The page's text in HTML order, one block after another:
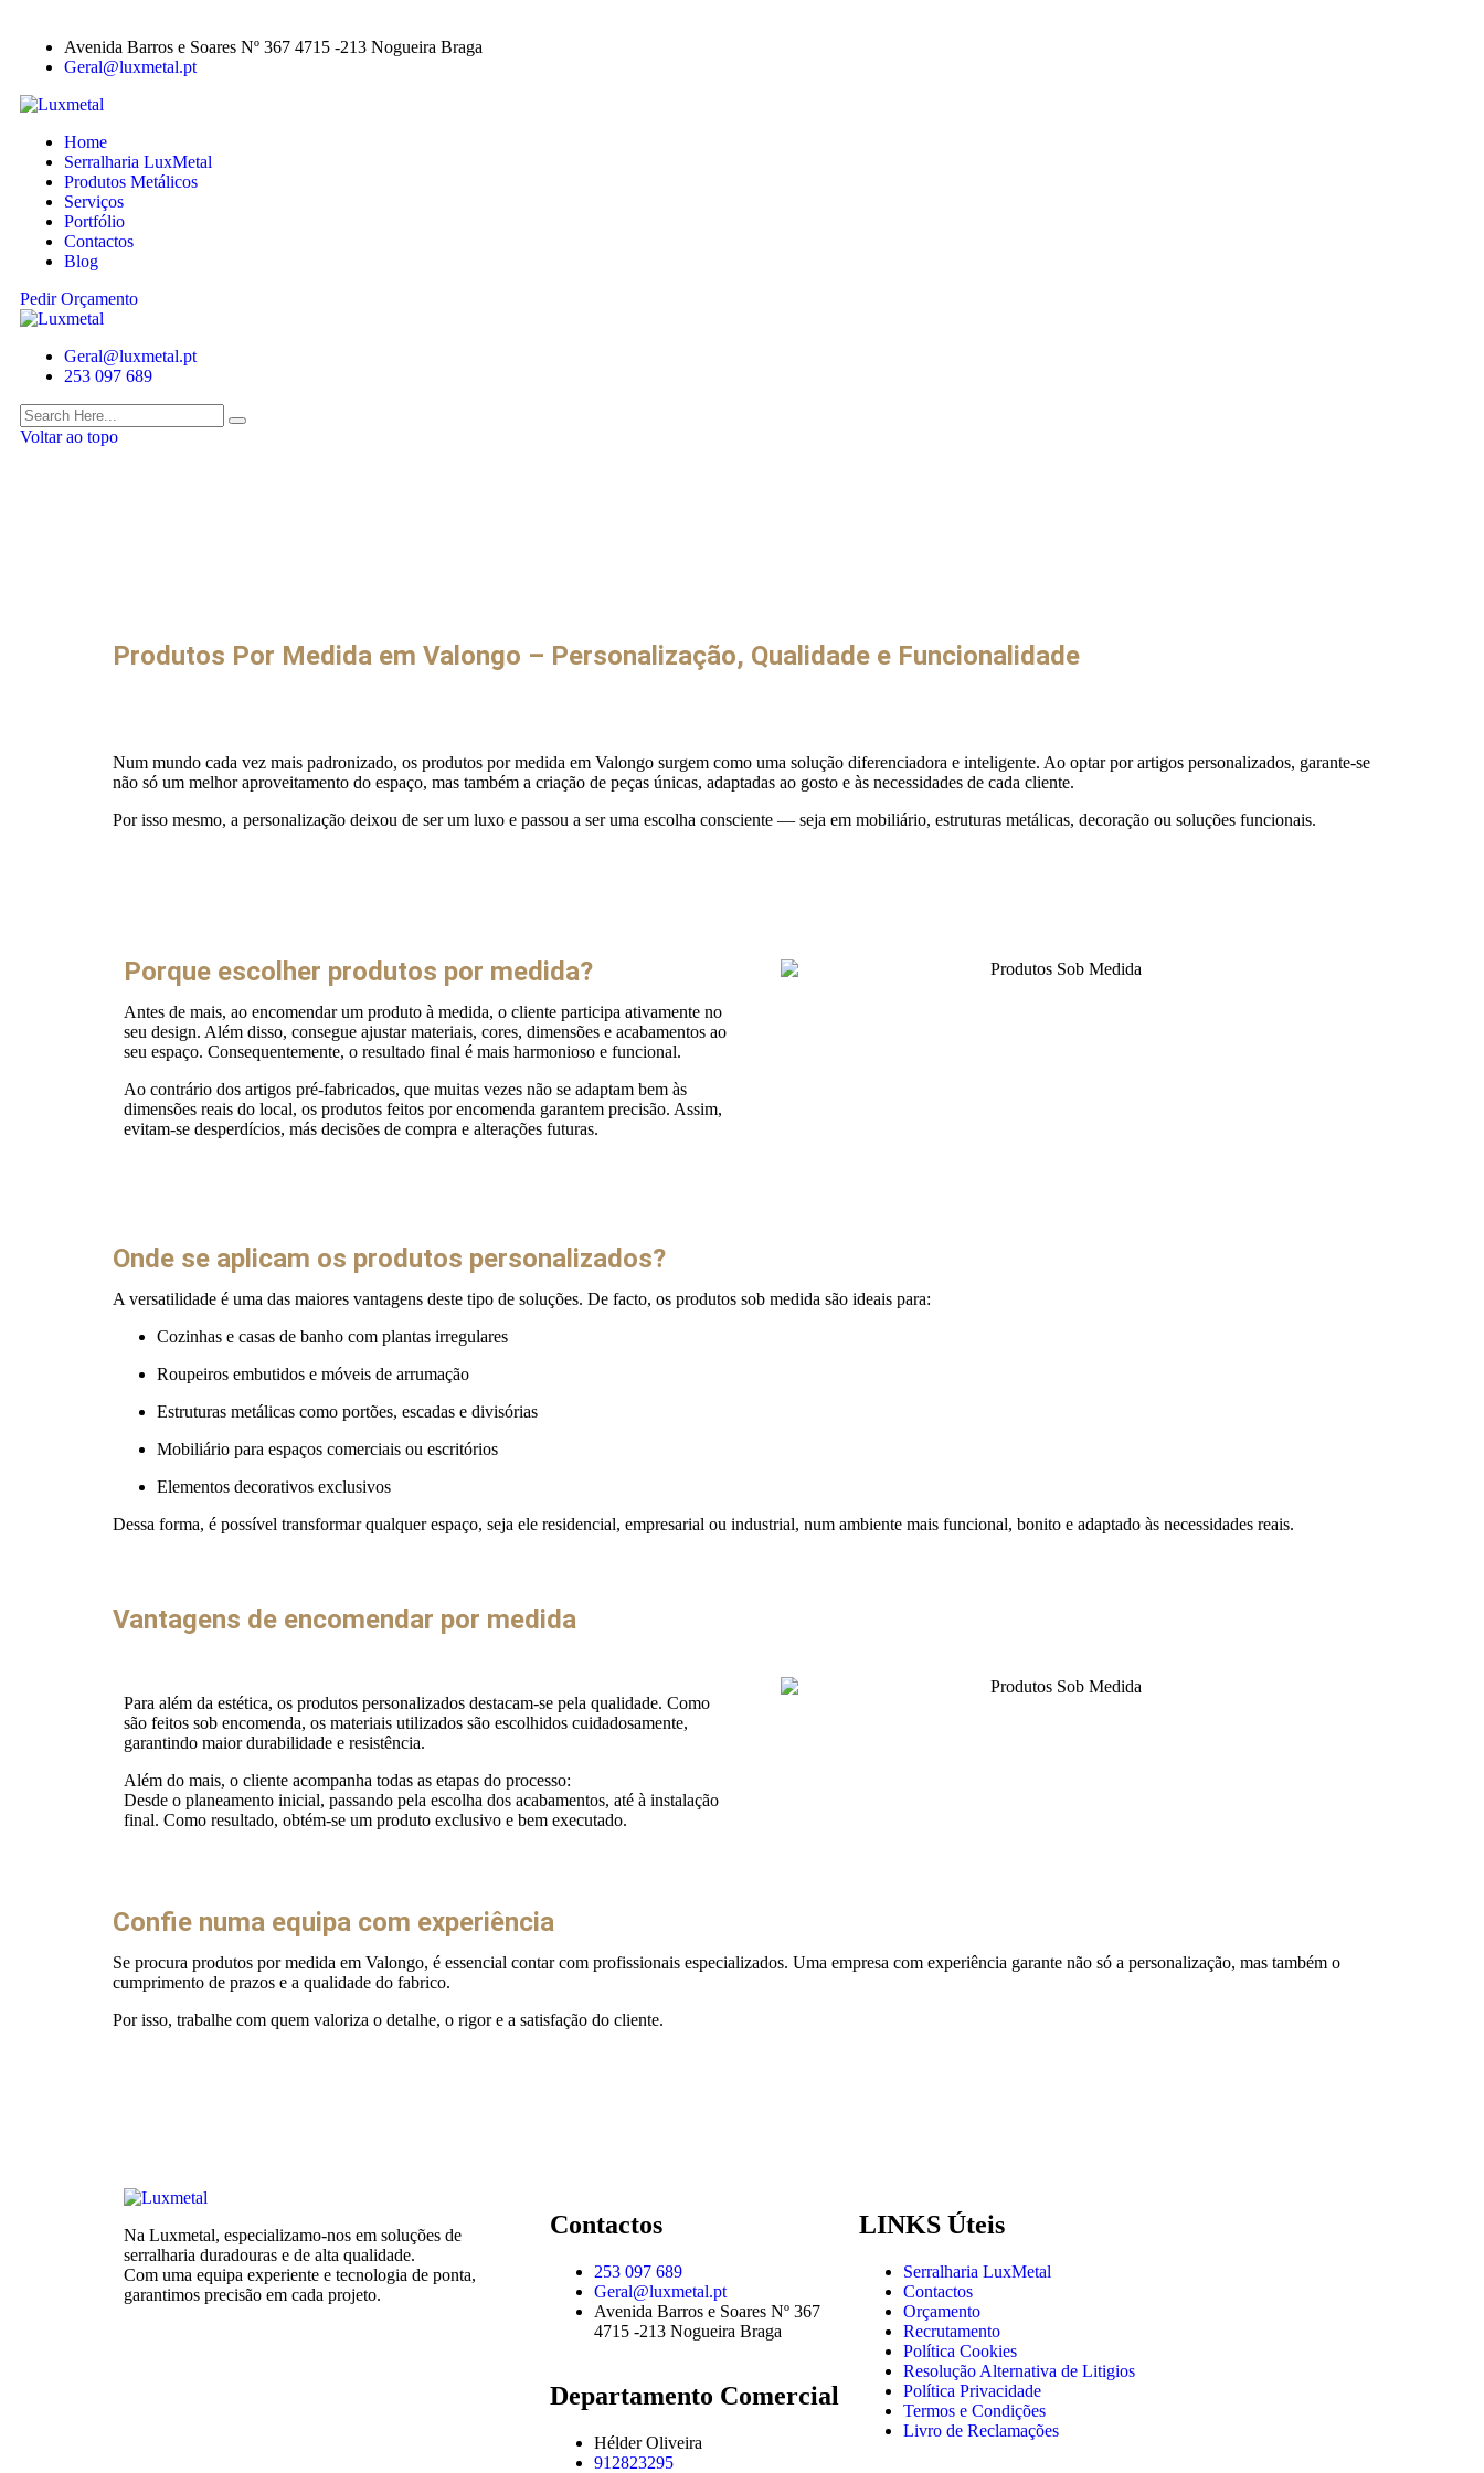
Avenida Barros e Soares Nº 367 4715 -213 Nogueira Braga
Geral@luxmetal.pt
Home
Serralharia LuxMetal
Produtos Metálicos
Serviços
Portfólio
Contactos
Blog
Pedir Orçamento
Geral@luxmetal.pt
253 097 689
Voltar ao topo
Produtos Por Medida em Valongo – Personalização, Qualidade e Funcionalidade
Num mundo cada vez mais padronizado, os produtos por medida em Valongo surgem como uma solução diferenciadora e inteligente. Ao optar por artigos personalizados, garante-se
não só um melhor aproveitamento do espaço, mas também a criação de peças únicas, adaptadas ao gosto e às necessidades de cada cliente.
Por isso mesmo, a personalização deixou de ser um luxo e passou a ser uma escolha consciente — seja em mobiliário, estruturas metálicas, decoração ou soluções funcionais.
Porque escolher produtos por medida?
Antes de mais, ao encomendar um produto à medida, o cliente participa ativamente no
seu design. Além disso, consegue ajustar materiais, cores, dimensões e acabamentos ao
seu espaço. Consequentemente, o resultado final é mais harmonioso e funcional.
Ao contrário dos artigos pré-fabricados, que muitas vezes não se adaptam bem às
dimensões reais do local, os produtos feitos por encomenda garantem precisão. Assim,
evitam-se desperdícios, más decisões de compra e alterações futuras.
Onde se aplicam os produtos personalizados?
A versatilidade é uma das maiores vantagens deste tipo de soluções. De facto, os produtos sob medida são ideais para:
Cozinhas e casas de banho com plantas irregulares
Roupeiros embutidos e móveis de arrumação
Estruturas metálicas como portões, escadas e divisórias
Mobiliário para espaços comerciais ou escritórios
Elementos decorativos exclusivos
Dessa forma, é possível transformar qualquer espaço, seja ele residencial, empresarial ou industrial, num ambiente mais funcional, bonito e adaptado às necessidades reais.
Vantagens de encomendar por medida
Para além da estética, os produtos personalizados destacam-se pela qualidade. Como
são feitos sob encomenda, os materiais utilizados são escolhidos cuidadosamente,
garantindo maior durabilidade e resistência.
Além do mais, o cliente acompanha todas as etapas do processo:
Desde o planeamento inicial, passando pela escolha dos acabamentos, até à instalação
final. Como resultado, obtém-se um produto exclusivo e bem executado.
Confie numa equipa com experiência
Se procura produtos por medida em Valongo, é essencial contar com profissionais especializados. Uma empresa com experiência garante não só a personalização, mas também o
cumprimento de prazos e a qualidade do fabrico.
Por isso, trabalhe com quem valoriza o detalhe, o rigor e a satisfação do cliente.
Na Luxmetal, especializamo-nos em soluções de
serralharia duradouras e de alta qualidade.
Com uma equipa experiente e tecnologia de ponta,
garantimos precisão em cada projeto.
Contactos
253 097 689
Geral@luxmetal.pt
Avenida Barros e Soares Nº 367
4715 -213 Nogueira Braga
Departamento Comercial
Hélder Oliveira
912823295
LINKS Úteis
Serralharia LuxMetal
Contactos
Orçamento
Recrutamento
Política Cookies
Resolução Alternativa de Litigios
Política Privacidade
Termos e Condições
Livro de Reclamações